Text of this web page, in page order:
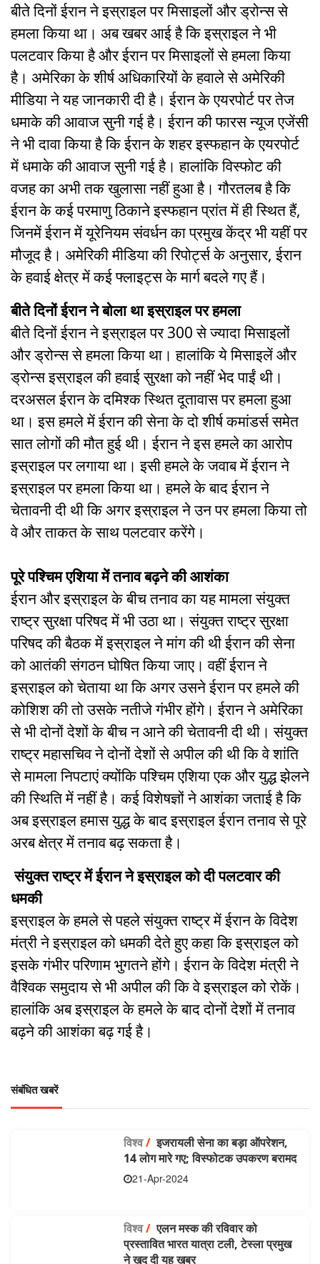
बीते दिनों ईरान ने इस्राइल पर मिसाइलों और ड्रोन्स से
हमला किया था। अब खबर आई है कि इस्राइल ने भी
पलटवार किया है और ईरान पर मिसाइलों से हमला किया
है। अमेरिका के शीर्ष अधिकारियों के हवाले से अमेरिकी
मीडिया ने यह जानकारी दी है। ईरान के एयरपोर्ट पर तेज
धमाके की आवाज सुनी गई है। ईरान की फारस न्यूज एजेंसी
ने भी दावा किया है कि ईरान के शहर इस्फहान के एयरपोर्ट
में धमाके की आवाज सुनी गई है। हालांकि विस्फोट की
वजह का अभी तक खुलासा नहीं हुआ है। गौरतलब है कि
ईरान के कई परमाणु ठिकाने इस्फहान प्रांत में ही स्थित हैं,
जिनमें ईरान में यूरेनियम संवर्धन का प्रमुख केंद्र भी यहीं पर
मौजूद है। अमेरिकी मीडिया की रिपोर्ट्स के अनुसार, ईरान
के हवाई क्षेत्र में कई फ्लाइट्स के मार्ग बदले गए हैं।
बीते दिनों ईरान ने बोला था इस्राइल पर हमला
बीते दिनों ईरान ने इस्राइल पर 300 से ज्यादा मिसाइलों
और ड्रोन्स से हमला किया था। हालांकि ये मिसाइलें और
ड्रोन्स इस्राइल की हवाई सुरक्षा को नहीं भेद पाईं थी।
दरअसल ईरान के दमिश्क स्थित दूतावास पर हमला हुआ
था। इस हमले में ईरान की सेना के दो शीर्ष कमांडर्स समेत
सात लोगों की मौत हुई थी। ईरान ने इस हमले का आरोप
इस्राइल पर लगाया था। इसी हमले के जवाब में ईरान ने
इस्राइल पर हमला किया था। हमले के बाद ईरान ने
चेतावनी दी थी कि अगर इस्राइल ने उन पर हमला किया तो
वे और ताकत के साथ पलटवार करेंगे।
पूरे पश्चिम एशिया में तनाव बढ़ने की आशंका
ईरान और इस्राइल के बीच तनाव का यह मामला संयुक्त
राष्ट्र सुरक्षा परिषद में भी उठा था। संयुक्त राष्ट्र सुरक्षा
परिषद की बैठक में इस्राइल ने मांग की थी ईरान की सेना
को आतंकी संगठन घोषित किया जाए। वहीं ईरान ने
इस्राइल को चेताया था कि अगर उसने ईरान पर हमले की
कोशिश की तो उसके नतीजे गंभीर होंगे। ईरान ने अमेरिका
से भी दोनों देशों के बीच न आने की चेतावनी दी थी। संयुक्त
राष्ट्र महासचिव ने दोनों देशों से अपील की थी कि वे शांति
से मामला निपटाएं क्योंकि पश्चिम एशिया एक और युद्ध झेलने
की स्थिति में नहीं है। कई विशेषज्ञों ने आशंका जताई है कि
अब इस्राइल हमास युद्ध के बाद इस्राइल ईरान तनाव से पूरे
अरब क्षेत्र में तनाव बढ़ सकता है।
संयुक्त राष्ट्र में ईरान ने इस्राइल को दी पलटवार की
धमकी
इस्राइल के हमले से पहले संयुक्त राष्ट्र में ईरान के विदेश
मंत्री ने इस्राइल को धमकी देते हुए कहा कि इस्राइल को
इसके गंभीर परिणाम भुगतने होंगे। ईरान के विदेश मंत्री ने
वैश्विक समुदाय से भी अपील की कि वे इस्राइल को रोकें।
हालांकि अब इस्राइल के हमले के बाद दोनों देशों में तनाव
बढ़ने की आशंका बढ़ गई है।
संबंधित खबरें
विश्व/इजरायली सेना का बड़ा ऑपरेशन,
14 लोग मारे गए; विस्फोटक उपकरण बरामद
21-Apr-2024
विश्व/एलन मस्क की रविवार को
प्रस्तावित भारत यात्रा टली, टेस्ला प्रमुख
ने खुद दी यह खबर